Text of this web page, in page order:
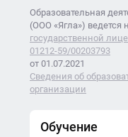
Образовательная
(ООО «Ягла») ведется
государственной
01212-59/00203793
от 01.07.2021
Сведения об
организации
Обучение